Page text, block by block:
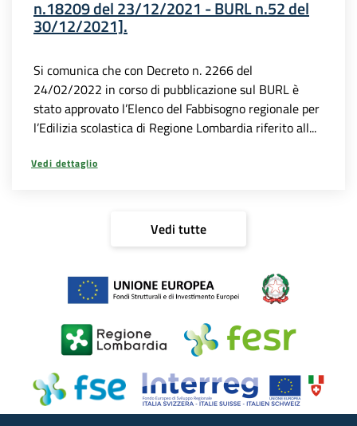
n.18209 del 23/12/2021 - BURL n.52 del
30/12/2021].
Si comunica che con Decreto n. 2266 del
24/02/2022 in corso di pubblicazione sul BURL è
stato approvato l’Elenco del Fabbisogno regionale per
l’Edilizia scolastica di Regione Lombardia riferito all...
Vedi dettaglio
Vedi tutte